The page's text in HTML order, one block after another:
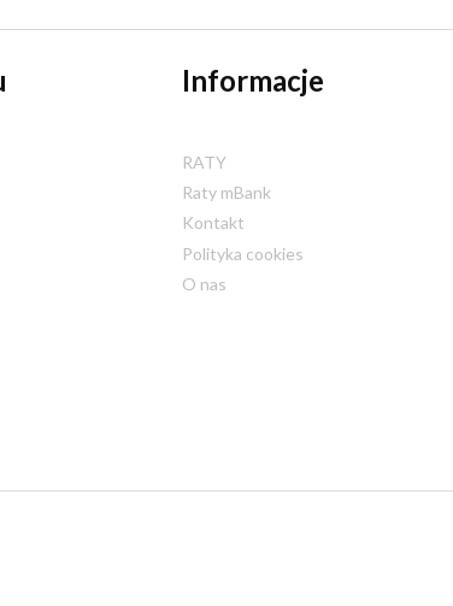
Informacje
RATY
Raty mBank
Kontakt
Polityka cookies
O nas